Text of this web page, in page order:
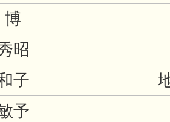
博
昭
子
予